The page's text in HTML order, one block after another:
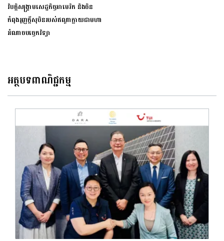
វិបត្តិសង្គ្រាមសេដ្ឋកិច្ចអាមេរិក និងចិន
កំពុងរុញក្តីសុបិនរបស់ឥណ្ឌាក្លាយជាមហា
អំណាចបច្ចេកវិទ្យា
អត្ថបទពាណិជ្ជកម្ម